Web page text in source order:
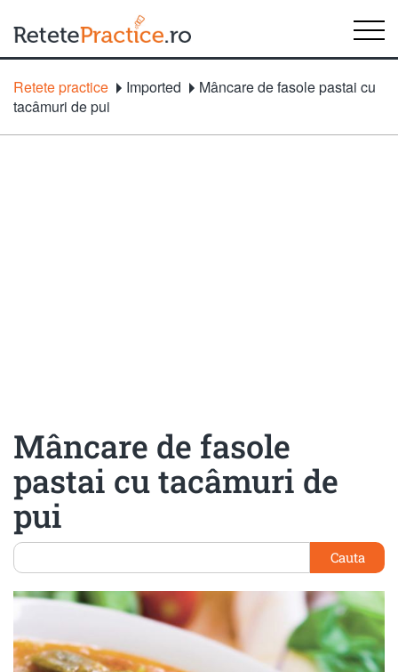
Retete practice Imported
Mâncare de fasole pastai cu
tacâmuri de pui
Mâncare de fasole
pastai cu tacâmuri de
pui
Cauta